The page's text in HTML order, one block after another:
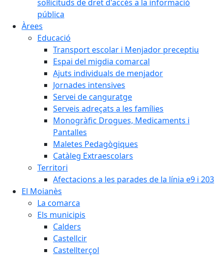
sol·licituds de dret d'accés a la informació
pública
Àrees
Educació
Transport escolar i Menjador preceptiu
Espai del migdia comarcal
Ajuts individuals de menjador
Jornades intensives
Servei de canguratge
Serveis adreçats a les famílies
Monogràfic Drogues, Medicaments i
Pantalles
Maletes Pedagògiques
Catàleg Extraescolars
Territori
Afectacions a les parades de la línia e9 i 203
El Moianès
La comarca
Els municipis
Calders
Castellcir
Castellterçol